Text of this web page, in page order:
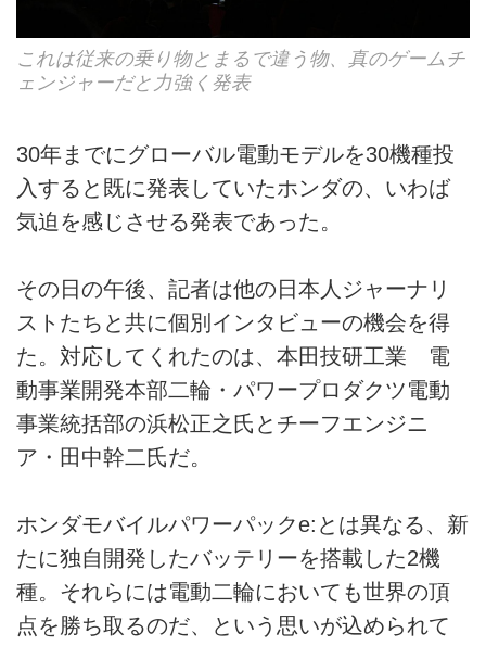
これは従来の乗り物とまるで違う物、真のゲームチ
ェンジャーだと力強く発表
30年までにグローバル電動モデルを30機種投
入すると既に発表していたホンダの、いわば
気迫を感じさせる発表であった。
その日の午後、記者は他の日本人ジャーナリ
ストたちと共に個別インタビューの機会を得
た。対応してくれたのは、本田技研工業 電
動事業開発本部二輪・パワープロダクツ電動
事業統括部の浜松正之氏とチーフエンジニ
ア・田中幹二氏だ。
ホンダモバイルパワーパックe:とは異なる、新
たに独自開発したバッテリーを搭載した2機
種。それらには電動二輪においても世界の頂
点を勝ち取るのだ、という思いが込められて